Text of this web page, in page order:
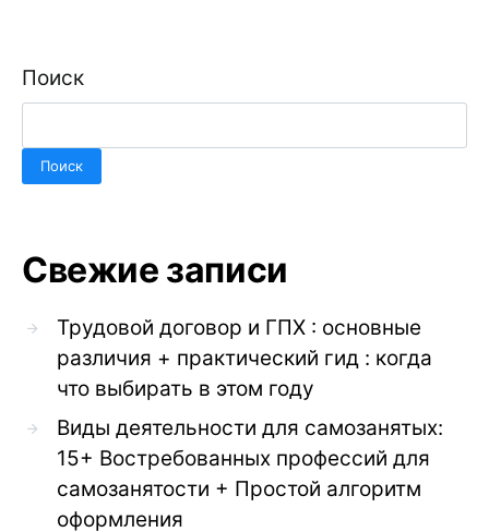
Поиск
Поиск
Свежие записи
Трудовой договор и ГПХ : основные
различия + практический гид : когда
что выбирать в этом году
Виды деятельности для самозанятых:
15+ Востребованных профессий для
самозанятости + Простой алгоритм
оформления